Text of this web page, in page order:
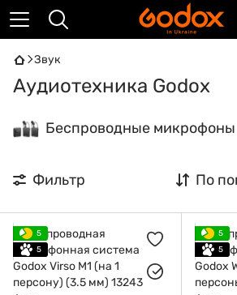
Звук
Аудиотехника Godox
Беспроводные микрофоны
Фильтр По
5
5
5
5